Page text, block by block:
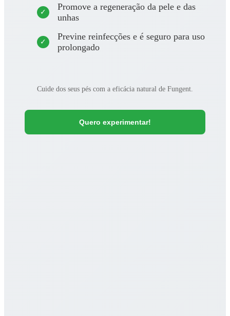
Promove a regeneração da pele e das
unhas
Previne reinfecções e é seguro para uso
prolongado
Cuide dos seus pés com a eficácia natural de Fungent.
Quero experimentar!